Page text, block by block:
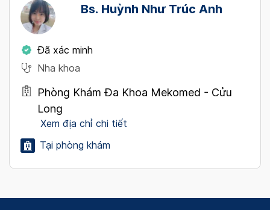
Bs. Huỳnh Như Trúc Anh
Đã xác minh
Nha khoa
Phòng Khám Đa Khoa Mekomed - Cửu
Long
Xem địa chỉ chi tiết
Tại phòng khám